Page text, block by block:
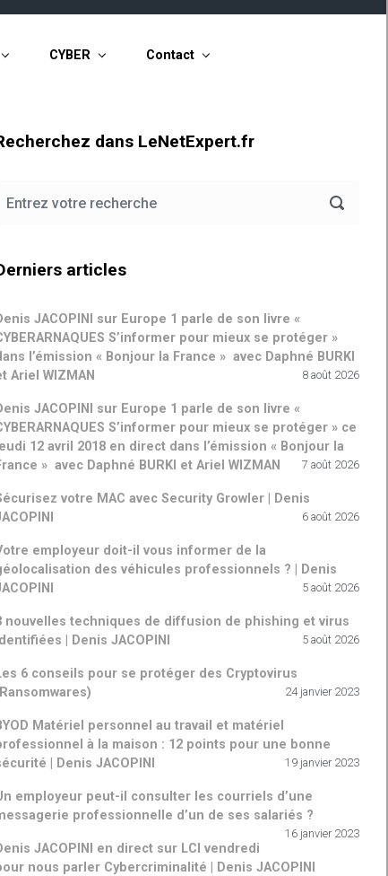
CYBER Contact
dans LeNetExpert.fr
articles
JACOPINI sur Europe 1 parle de son livre «
S’informer pour mieux se protéger »
l’émission « Bonjour la France » avec Daphné BURKI
Ariel WIZMAN
8 août 2026
JACOPINI sur Europe 1 parle de son livre «
S’informer pour mieux se protéger » ce
12 avril 2018 en direct dans l’émission « Bonjour la
» avec Daphné BURKI et Ariel WIZMAN
7 août 2026
votre MAC avec Security Growler | Denis
6 août 2026
employeur doit-il vous informer de la
des véhicules professionnels ? | Denis
5 août 2026
nouvelles techniques de diffusion de phishing et virus
| Denis JACOPINI
5 août 2026
6 conseils pour se protéger des Cryptovirus
24 janvier 2023
Matériel personnel au travail et matériel
à la maison : 12 points pour une bonne
| Denis JACOPINI
19 janvier 2023
employeur peut-il consulter les courriels d’une
professionnelle d’un de ses salariés ?
16 janvier 2023
JACOPINI en direct sur LCI vendredi
nous parler Cybercriminalité | Denis JACOPINI